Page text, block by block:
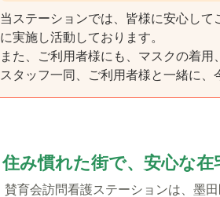
当ステーションでは、皆様に安心し
に実施し活動しております。
また、ご利用者様にも、マスクの着用
スタッフ一同、ご利用者様と一緒に、
住み慣れた街で、安心な在
賛育会訪問看護ステーションは、墨